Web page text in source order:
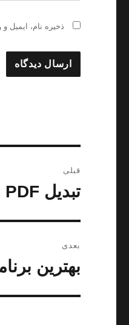
ذخیره نام، ایمیل
نوشته‌ها
قبلی
نوشته
تبدیل PDF به Word
بعدی
نوشته
بهترین